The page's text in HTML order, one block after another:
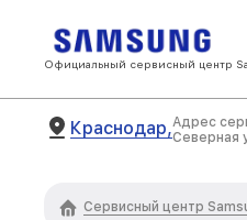
Официальный сервисный центр
Краснодар,Адрес
Северная
Сервисный центр